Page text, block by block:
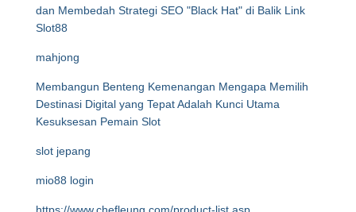
dan Membedah Strategi SEO "Black Hat" di Balik Link
Slot88
mahjong
Membangun Benteng Kemenangan Mengapa Memilih
Destinasi Digital yang Tepat Adalah Kunci Utama
Kesuksesan Pemain Slot
slot jepang
mio88 login